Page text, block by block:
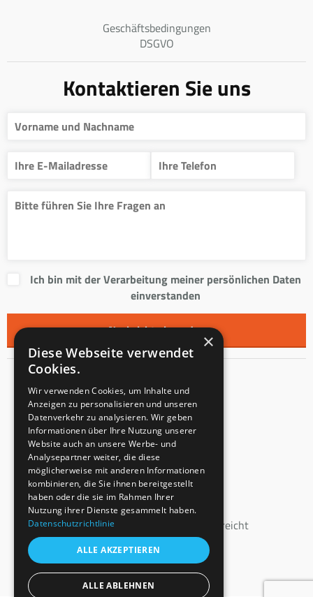
Geschäftsbedingungen
DSGVO
Kontaktieren Sie uns
Ich bin mit der Verarbeitung meiner persönlichen Daten
einverstanden
Kontakt
Innentreppen s.r.o.
Mladoňovice 65
PLZ: 675 32
Tschechien
USt-IdNr.: CZ23855991
Eingangsvermerk: C 147862
beim Bezirksgericht Brünn eingereicht
+43 664 160 46 40
info@innen-treppen.de
×
Diese Webseite verwendet
Cookies.
Wir verwenden Cookies, um Inhalte und
Anzeigen zu personalisieren und unseren
Datenverkehr zu analysieren. Wir geben
Informationen über Ihre Nutzung unserer
Website auch an unsere Werbe- und
Analysepartner weiter, die diese
möglicherweise mit anderen Informationen
kombinieren, die Sie ihnen bereitgestellt
haben oder die sie im Rahmen Ihrer
Nutzung ihrer Dienste gesammelt haben.
Datenschutzrichtlinie
ALLE AKZEPTIEREN
ALLE ABLEHNEN